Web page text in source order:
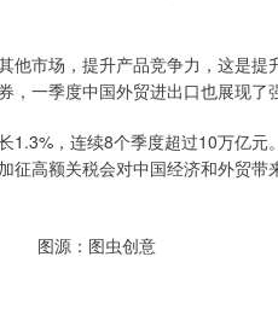
他市场，提升产品竞争力，这是
一季度中国外贸进出口也展现了
，连续8个季度超过10万亿元
征高额关税会对中国经济和外贸
图源：图虫创意